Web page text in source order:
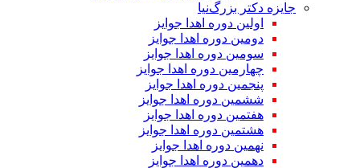
جایزه دکتر بزرگ‌نیا
اولین دوره اهدا جوایز
دومین دوره اهدا جوایز
سومین دوره اهدا جوایز
چهارمین دوره اهدا جوایز
پنجمین دوره اهدا جوایز
ششمین دوره اهدا جوایز
هفتمین دوره اهدا جوایز
هشتمین دوره اهدا جوایز
نهمین دوره اهدا جوایز
دهمین دوره اهدا جوایز